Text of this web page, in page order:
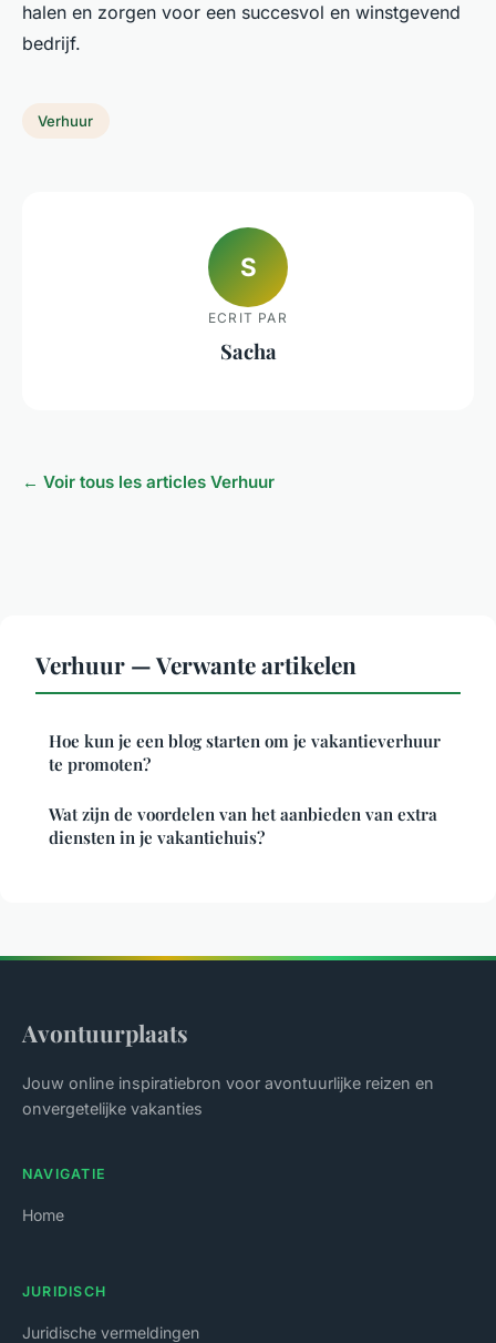
halen en zorgen voor een succesvol en winstgevend
bedrijf.
Verhuur
S
ECRIT PAR
Sacha
← Voir tous les articles Verhuur
Verhuur — Verwante artikelen
Hoe kun je een blog starten om je vakantieverhuur
te promoten?
Wat zijn de voordelen van het aanbieden van extra
diensten in je vakantiehuis?
Avontuurplaats
Jouw online inspiratiebron voor avontuurlijke reizen en
onvergetelijke vakanties
NAVIGATIE
Home
JURIDISCH
Juridische vermeldingen